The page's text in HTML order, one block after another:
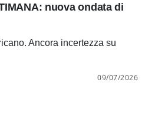
nuova ondata di
Ancora incertezza su
09/07/2026